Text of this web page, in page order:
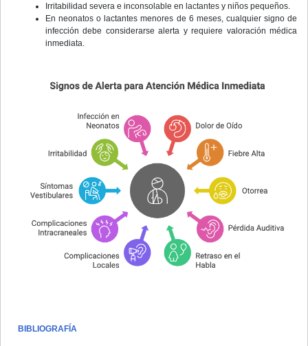
Irritabilidad severa e inconsolable en lactantes y niños pequeños.
En neonatos o lactantes menores de 6 meses, cualquier signo de
infección debe considerarse alerta y requiere valoración médica
inmediata.
BIBLIOGRAFÍA